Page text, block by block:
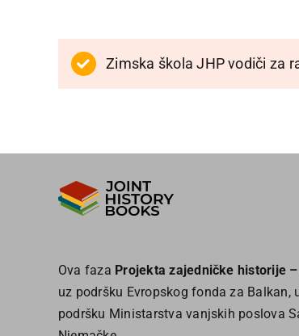
Zimska škola JHP vodiči za
Ova faza Projekta zajedničke historije
uz podršku Evropskog fonda za Balkan,
podršku Ministarstva vanjskih poslova